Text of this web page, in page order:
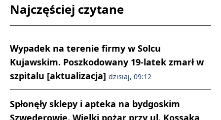
Najczęściej czytane
Wypadek na terenie firmy w Solcu
Kujawskim. Poszkodowany 19-latek zmarł w
szpitalu [aktualizacja] dzisiaj, 09:12
Spłonęły sklepy i apteka na bydgoskim
Szwederowie. Wielki pożar przy ul. Kossaka